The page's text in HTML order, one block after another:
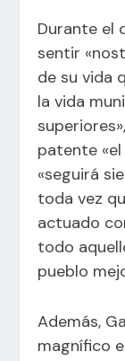
Durante el
sentir
de su vida
la vida
patente
«seguirá
toda vez
actuado
todo
pueblo
Además,
magnífico